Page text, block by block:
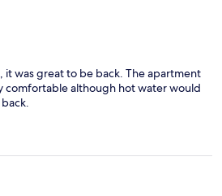
it was great to be back. The apartment
comfortable although hot water would